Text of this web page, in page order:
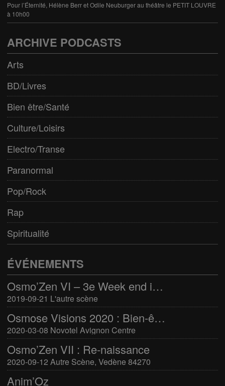
Pour l’Éternité, Hélène Berr et Odile Neuburger au théâtre le PETIT LOUVRE
à 10h00
ARCHIVE PODCASTS
Arts
BD/Livres
Bien être/Santé
Culture/Loisirs
Electro/Transe
Paranormal
Pop/Rock
Rap
Spiritualité
ÉVÉNEMENTS
Osmo’Zen VI – 3e Week end international du bien-être
2019-09-21 L'autre scène
Osmose Visions 2020 : Bien-être et arts divinatoires
2020-03-08 Novotel Avignon Centre
Osmo’Zen VII : Re-naissance
2020-09-12 Autre Scène, Vedène 84270
Anim’Oz